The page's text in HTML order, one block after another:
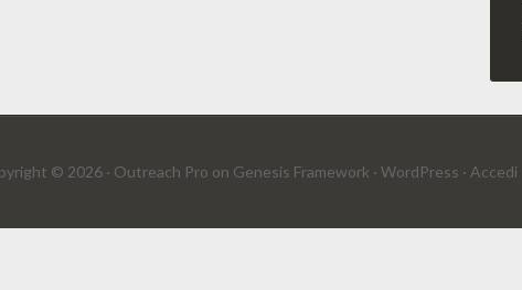
© 2026 · Outreach Pro on Genesis Framework · WordPress · Accedi